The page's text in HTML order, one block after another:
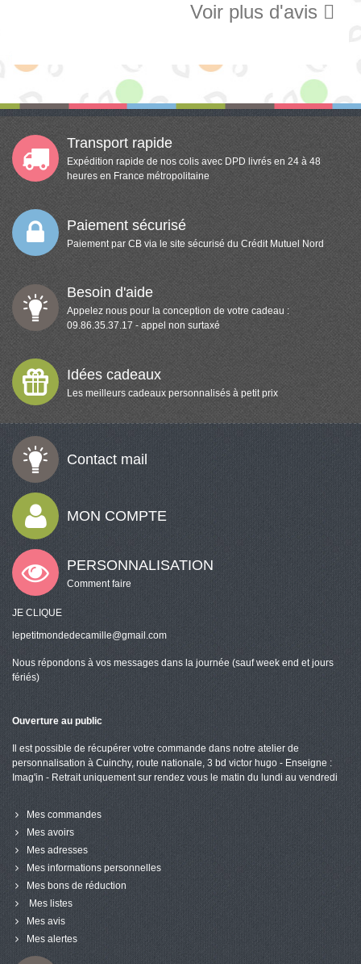
Voir plus d'avis 
Transport rapide
Expédition rapide de nos colis avec DPD livrés en 24 à 48
heures en France métropolitaine
Paiement sécurisé
Paiement par CB via le site sécurisé du Crédit Mutuel Nord
Besoin d'aide
Appelez nous pour la conception de votre cadeau :
09.86.35.37.17 - appel non surtaxé
Idées cadeaux
Les meilleurs cadeaux personnalisés à petit prix
Contact mail
MON COMPTE
PERSONNALISATION
Comment faire
JE CLIQUE
lepetitmondedecamille@gmail.com
Nous répondons à vos messages dans la journée (sauf week end et jours
fériés)
Ouverture au public
Il est possible de récupérer votre commande dans notre atelier de
personnalisation à Cuinchy, route nationale, 3 bd victor hugo - Enseigne :
Imag'in - Retrait uniquement sur rendez vous le matin du lundi au vendredi
Mes commandes
Mes avoirs
Mes adresses
Mes informations personnelles
Mes bons de réduction
Mes listes
Mes avis
Mes alertes